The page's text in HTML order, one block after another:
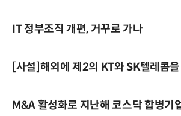
IT 정부조직 개편, 거꾸로 가나
[사설]해외에 제2의 KT와 SK텔레콤
M&A 활성화로 지난해 코스닥 합병기